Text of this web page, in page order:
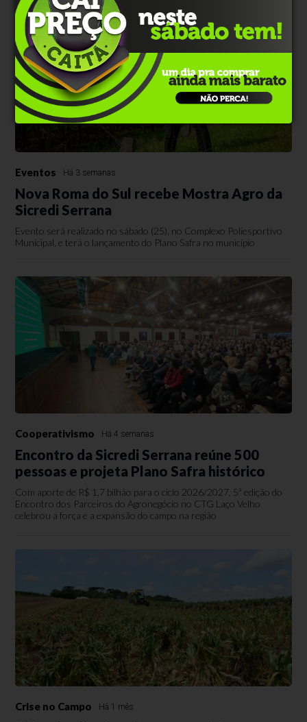
Eventos Há 3 semanas
Nova Roma do Sul recebe Mostra Agro da
Sicredi Serrana
Evento será realizado no sábado (25), no Complexo Poliesportivo
Municipal, e terá o lançamento do Plano Safra no município
Cooperativismo Há 4 semanas
Encontro da Sicredi Serrana reúne 500
pessoas e projeta Plano Safra histórico
Com aporte de R$ 1,7 bilhão para o ciclo 2026/2027, 5ª edição do
Encontro dos Parceiros do Agronegócio no CTG Laço Velho
celebrou a força e a expansão do campo na região
Crise no Campo Há 1 mês